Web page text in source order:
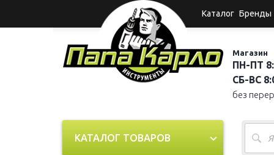
Каталог Бренды
Магазин
ПН-ПТ
СБ-ВС
без
КАТАЛОГ ТОВАРОВ